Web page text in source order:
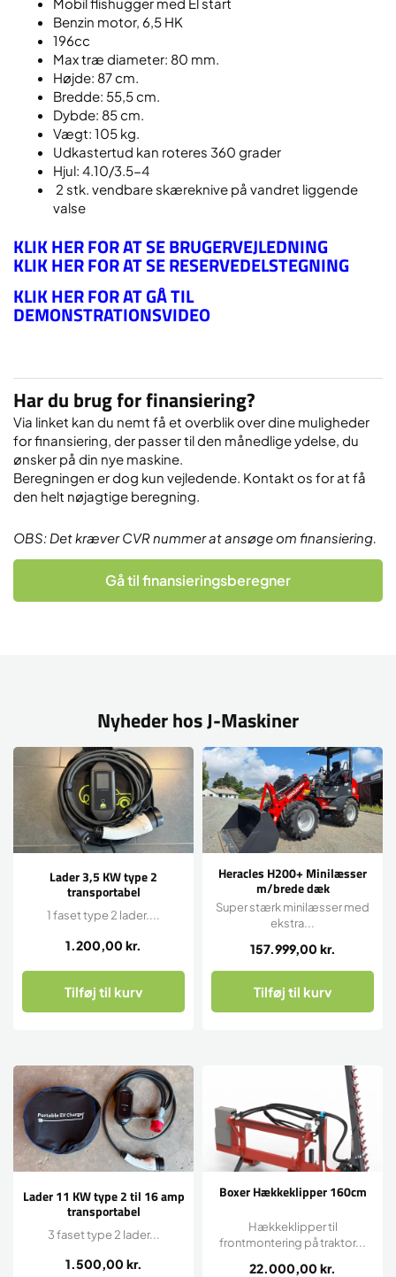
Benzin motor, 6,5 HK
196cc
Max træ diameter: 80 mm.
Højde: 87 cm.
Bredde: 55,5 cm.
Dybde: 85 cm.
Vægt: 105 kg.
Udkastertud kan roteres 360 grader
Hjul: 4.10/3.5-4
2 stk. vendbare skæreknive på vandret liggende
valse
KLIK HER FOR AT SE BRUGERVEJLEDNING
KLIK HER FOR AT SE RESERVEDELSTEGNING
KLIK HER FOR AT GÅ TIL
DEMONSTRATIONSVIDEO
Har du brug for finansiering?
Via linket kan du nemt få et overblik over dine muligheder
for finansiering, der passer til den månedlige ydelse, du
ønsker på din nye maskine.
Beregningen er dog kun vejledende. Kontakt os for at få
den helt nøjagtige beregning.
OBS: Det kræver CVR nummer at ansøge om finansiering.
Gå til finansieringsberegner
Nyheder hos J-Maskiner
Lader 3,5 KW type 2
transportabel
1.200,00 kr.
1 faset type 2 lader....
Tilføj til kurv
Heracles H200+ Minilæsser
m/brede dæk
157.999,00 kr.
Super stærk minilæsser med
ekstra...
Tilføj til kurv
Lader 11 KW type 2 til 16 amp
transportabel
1.500,00 kr.
3 faset type 2 lader...
Boxer Hækkeklipper 160cm
22.000,00 kr.
Hækkeklipper til
frontmontering på traktor...